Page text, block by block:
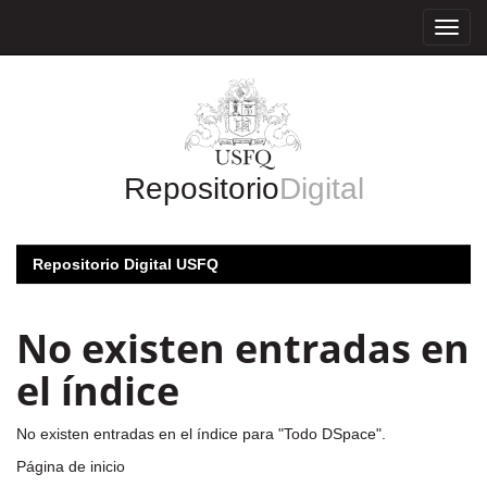
RepositorioDigital
Repositorio Digital USFQ
No existen entradas en
el índice
No existen entradas en el índice para "Todo DSpace".
Página de inicio